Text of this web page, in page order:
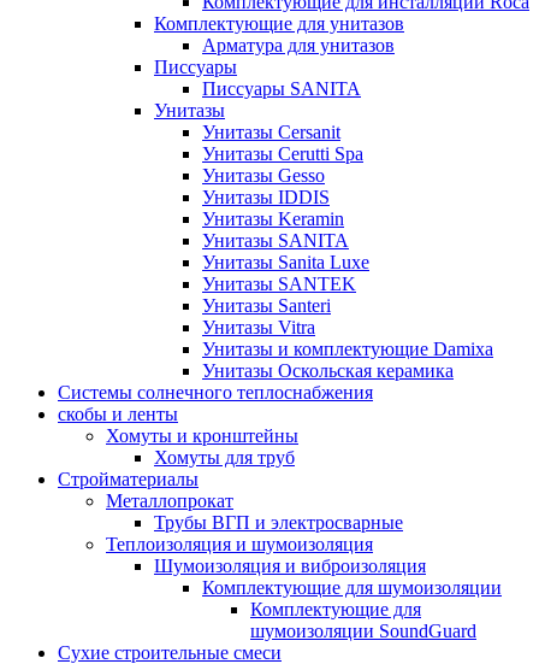
Комплектующие для унитазов
Арматура для унитазов
Писсуары
Писсуары SANITA
Унитазы
Унитазы Cersanit
Унитазы Cerutti Spa
Унитазы Gesso
Унитазы IDDIS
Унитазы Keramin
Унитазы SANITA
Унитазы Sanita Luxe
Унитазы SANTEK
Унитазы Santeri
Унитазы Vitra
Унитазы и комплектующие Damixa
Унитазы Оскольская керамика
Системы солнечного теплоснабжения
скобы и ленты
Хомуты и кронштейны
Хомуты для труб
Стройматериалы
Металлопрокат
Трубы ВГП и электросварные
Теплоизоляция и шумоизоляция
Шумоизоляция и виброизоляция
Комплектующие для шумоизоляции
Комплектующие для
шумоизоляции SoundGuard
Сухие строительные смеси